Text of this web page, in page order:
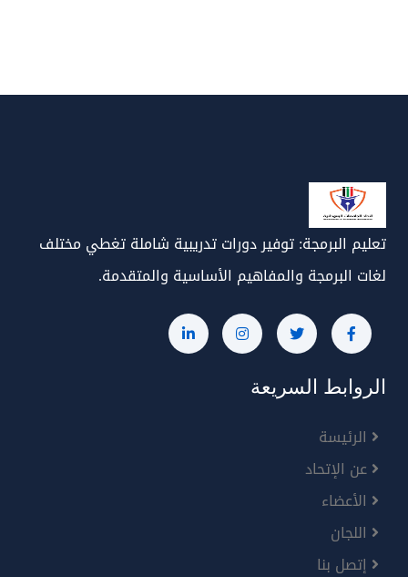
تعليم البرمجة: توفير دورات تدريبية شاملة تغطي مختلف
لغات البرمجة والمفاهيم الأساسية والمتقدمة.
الروابط السريعة
الرئيسة
عن الإتحاد
الأعضاء
اللجان
إتصل بنا